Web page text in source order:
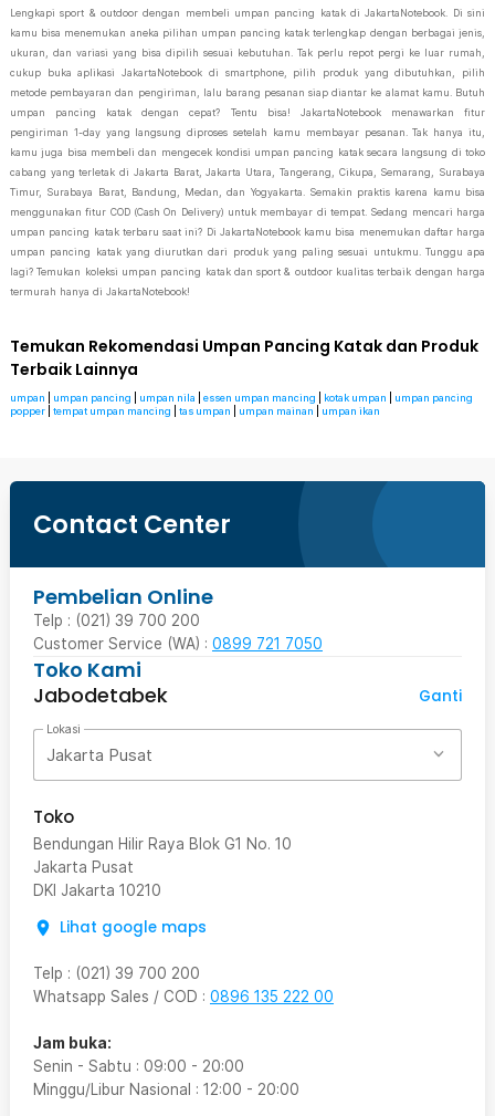
Lengkapi sport & outdoor dengan membeli umpan pancing katak di JakartaNotebook. Di sini
kamu bisa menemukan aneka pilihan umpan pancing katak terlengkap dengan berbagai jenis,
ukuran, dan variasi yang bisa dipilih sesuai kebutuhan. Tak perlu repot pergi ke luar rumah,
cukup buka aplikasi JakartaNotebook di smartphone, pilih produk yang dibutuhkan, pilih
metode pembayaran dan pengiriman, lalu barang pesanan siap diantar ke alamat kamu. Butuh
umpan pancing katak dengan cepat? Tentu bisa! JakartaNotebook menawarkan fitur
pengiriman 1-day yang langsung diproses setelah kamu membayar pesanan. Tak hanya itu,
kamu juga bisa membeli dan mengecek kondisi umpan pancing katak secara langsung di toko
cabang yang terletak di Jakarta Barat, Jakarta Utara, Tangerang, Cikupa, Semarang, Surabaya
Timur, Surabaya Barat, Bandung, Medan, dan Yogyakarta. Semakin praktis karena kamu bisa
menggunakan fitur COD (Cash On Delivery) untuk membayar di tempat. Sedang mencari harga
umpan pancing katak terbaru saat ini? Di JakartaNotebook kamu bisa menemukan daftar harga
umpan pancing katak yang diurutkan dari produk yang paling sesuai untukmu. Tunggu apa
lagi? Temukan koleksi umpan pancing katak dan sport & outdoor kualitas terbaik dengan harga
termurah hanya di JakartaNotebook!
Temukan Rekomendasi Umpan Pancing Katak dan Produk
Terbaik Lainnya
umpan umpan pancing umpan nila essen umpan mancing kotak umpan
umpan pancing
popper
tempat umpan mancing tas umpan umpan mainan umpan ikan
Contact Center
Pembelian Online
Telp : (021) 39 700 200
Customer Service (WA) : 0899 721 7050
Toko Kami
Jabodetabek
Ganti
Lokasi
Jakarta Pusat
Toko
Bendungan Hilir Raya Blok G1 No. 10
Jakarta Pusat
DKI Jakarta 10210
Lihat google maps
Telp : (021) 39 700 200
Whatsapp Sales / COD : 0896 135 222 00
Jam buka:
Senin - Sabtu : 09:00 - 20:00
Minggu/Libur Nasional : 12:00 - 20:00